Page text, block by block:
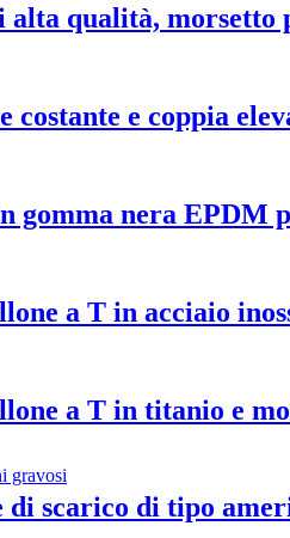
qualità, morsetto
e coppia
gomma nera EPDM
a T in acciaio
a T in titanio e
scarico di tipo